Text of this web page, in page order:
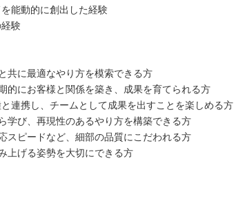
能動的に創出した経験
験
共に最適なやり方を模索できる方
的にお客様と関係を築き、成果を育てられる方
連携し、チームとして成果を出すことを楽しめる方
学び、再現性のあるやり方を構築できる方
スピードなど、細部の品質にこだわれる方
上げる姿勢を大切にできる方